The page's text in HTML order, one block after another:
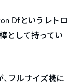
Dfというレトロ
として持ってい
フルサイズ機に